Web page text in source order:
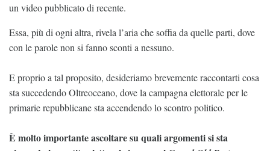
un video pubblicato di recente.
Essa, più di ogni altra, rivela l’aria che soffia da quelle parti, dove
con le parole non si fanno sconti a nessuno.
E proprio a tal proposito, desideriamo brevemente raccontarti cosa
sta succedendo Oltreoceano, dove la campagna elettorale per le
primarie repubblicane sta accendendo lo scontro politico.
È molto importante ascoltare su quali argomenti si sta